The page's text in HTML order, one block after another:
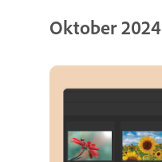
Oktober 2024